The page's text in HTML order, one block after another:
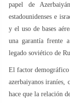
papel de
estadounidenses e
y el uso de bases
una garantía frente
legado soviético de
El factor demográfico
azerbaiyanos iraníes,
hace que la relación